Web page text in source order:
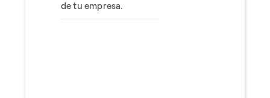
de tu empresa.